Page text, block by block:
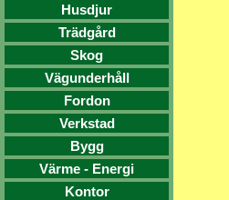
Husdjur
Trädgård
Skog
Vägunderhåll
Fordon
Verkstad
Bygg
Värme - Energi
Kontor